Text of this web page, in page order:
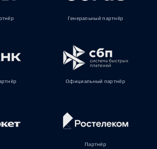
Генеральный партнёр
Официальный партнёр
Партнёр